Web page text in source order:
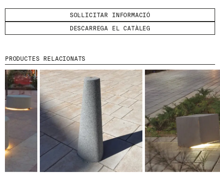
SOL·LICITAR INFORMACIÓ
DESCARREGA EL CATÀLEG
PRODUCTES RELACIONATS
© 2026 ESCOFET 1886 S.A.